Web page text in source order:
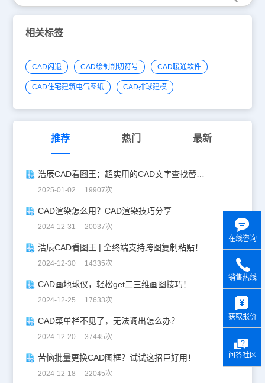
相关标签
CAD闪退 CAD绘制剖切符号 CAD暖通软件
CAD住宅建筑电气图纸 CAD排球建模
推荐 热门 最新
浩辰CAD看图王：超实用的CAD文字查找替换技巧分享！
2025-01-02 19907次
CAD渲染怎么用？CAD渲染技巧分享
2024-12-31 20037次
浩辰CAD看图王 | 全终端支持跨图复制粘贴！
2024-12-30 14335次
CAD画地球仪，轻松get二三维画图技巧！
2024-12-25 17633次
CAD菜单栏不见了，无法调出怎么办？
2024-12-20 37445次
苦恼批量更换CAD图框？试试这招巨好用！
2024-12-18 22045次
在线咨询
销售热线
获取报价
问答社区